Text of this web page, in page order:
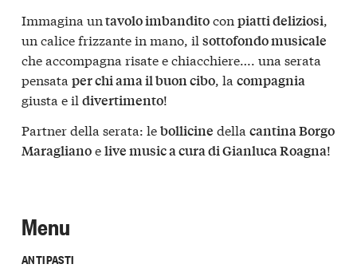
Immagina untavolo imbanditocon piatti deliziosi,
un calice frizzante in mano, il sottofondo musicale
che accompagna risate e chiacchiere…. una serata
pensata per chi ama il buon cibo, la compagnia
giusta e il divertimento!
Partner della serata: lebollicine della cantina Borgo
Maraglianoelive music a cura di Gianluca Roagna!
Menu
ANTIPASTI